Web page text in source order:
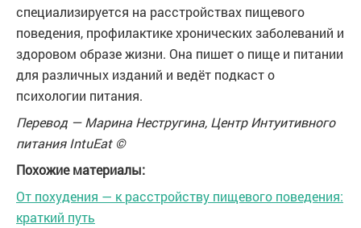
специализируется на расстройствах пищевого
поведения, профилактике хронических заболеваний и
здоровом образе жизни. Она пишет о пище и питании
для различных изданий и ведёт подкаст о
психологии питания.
Перевод — Марина Нестругина, Центр Интуитивного
питания IntuEat ©
Похожие материалы:
От похудения — к расстройству пищевого поведения:
краткий путь